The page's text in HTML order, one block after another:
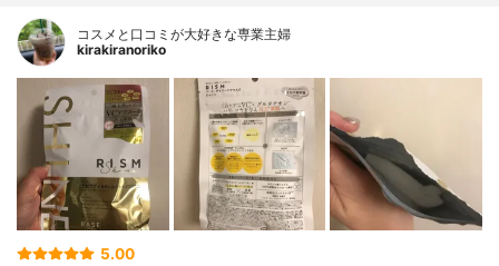
コスメと口コミが大好きな専業主婦
kirakiranoriko
5.00